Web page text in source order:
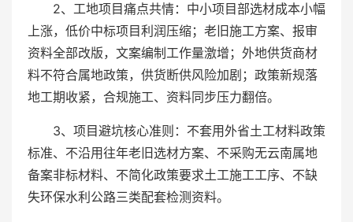
2、工地项目痛点共情：中小项目部选材成本小幅
上涨，低价中标项目利润压缩；老旧施工方案、报审
资料全部改版，文案编制工作量激增；外地供货商材
料不符合属地政策，供货断供风险加剧；政策新规落
地工期收紧，合规施工、资料同步压力翻倍。
3、项目避坑核心准则：不套用外省土工材料政策
标准、不沿用往年老旧选材方案、不采购无云南属地
备案非标材料、不简化政策要求土工施工工序、不缺
失环保水利公路三类配套检测资料。